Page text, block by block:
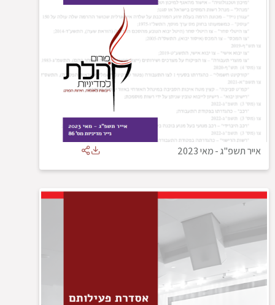
אייר תשפ"ג-מאי 2023